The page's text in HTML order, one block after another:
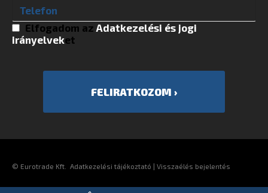
Elfogadom az Adatkezelési és jogi
irányelveket
© Eurotrade Kft. Adatkezelési tájékoztató | Visszaélés bejelentés